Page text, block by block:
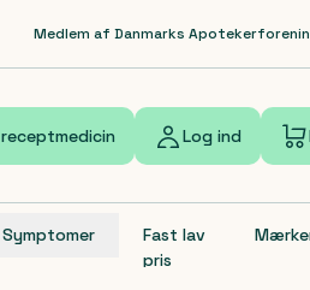
Medlem af Danmarks
Log ind
Symptomer
Fast lav
pris